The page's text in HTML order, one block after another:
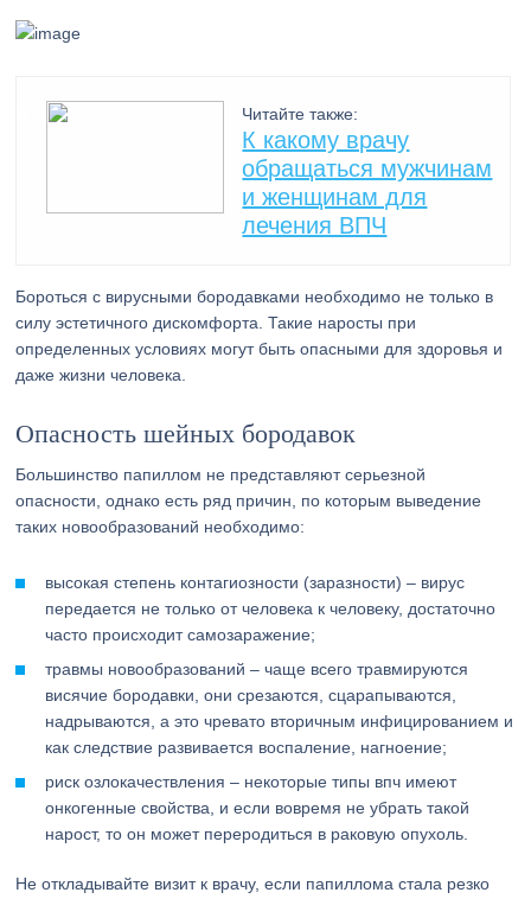
Читайте также:
К какому врачу
обращаться мужчинам
и женщинам для
лечения ВПЧ
Бороться с вирусными бородавками необходимо не только в
силу эстетичного дискомфорта. Такие наросты при
определенных условиях могут быть опасными для здоровья и
даже жизни человека.
Опасность шейных бородавок
Большинство папиллом не представляют серьезной
опасности, однако есть ряд причин, по которым выведение
таких новообразований необходимо:
высокая степень контагиозности (заразности) – вирус
передается не только от человека к человеку, достаточно
часто происходит самозаражение;
травмы новообразований – чаще всего травмируются
висячие бородавки, они срезаются, сцарапываются,
надрываются, а это чревато вторичным инфицированием и
как следствие развивается воспаление, нагноение;
риск озлокачествления – некоторые типы впч имеют
онкогенные свойства, и если вовремя не убрать такой
нарост, то он может переродиться в раковую опухоль.
Не откладывайте визит к врачу, если папиллома стала резко